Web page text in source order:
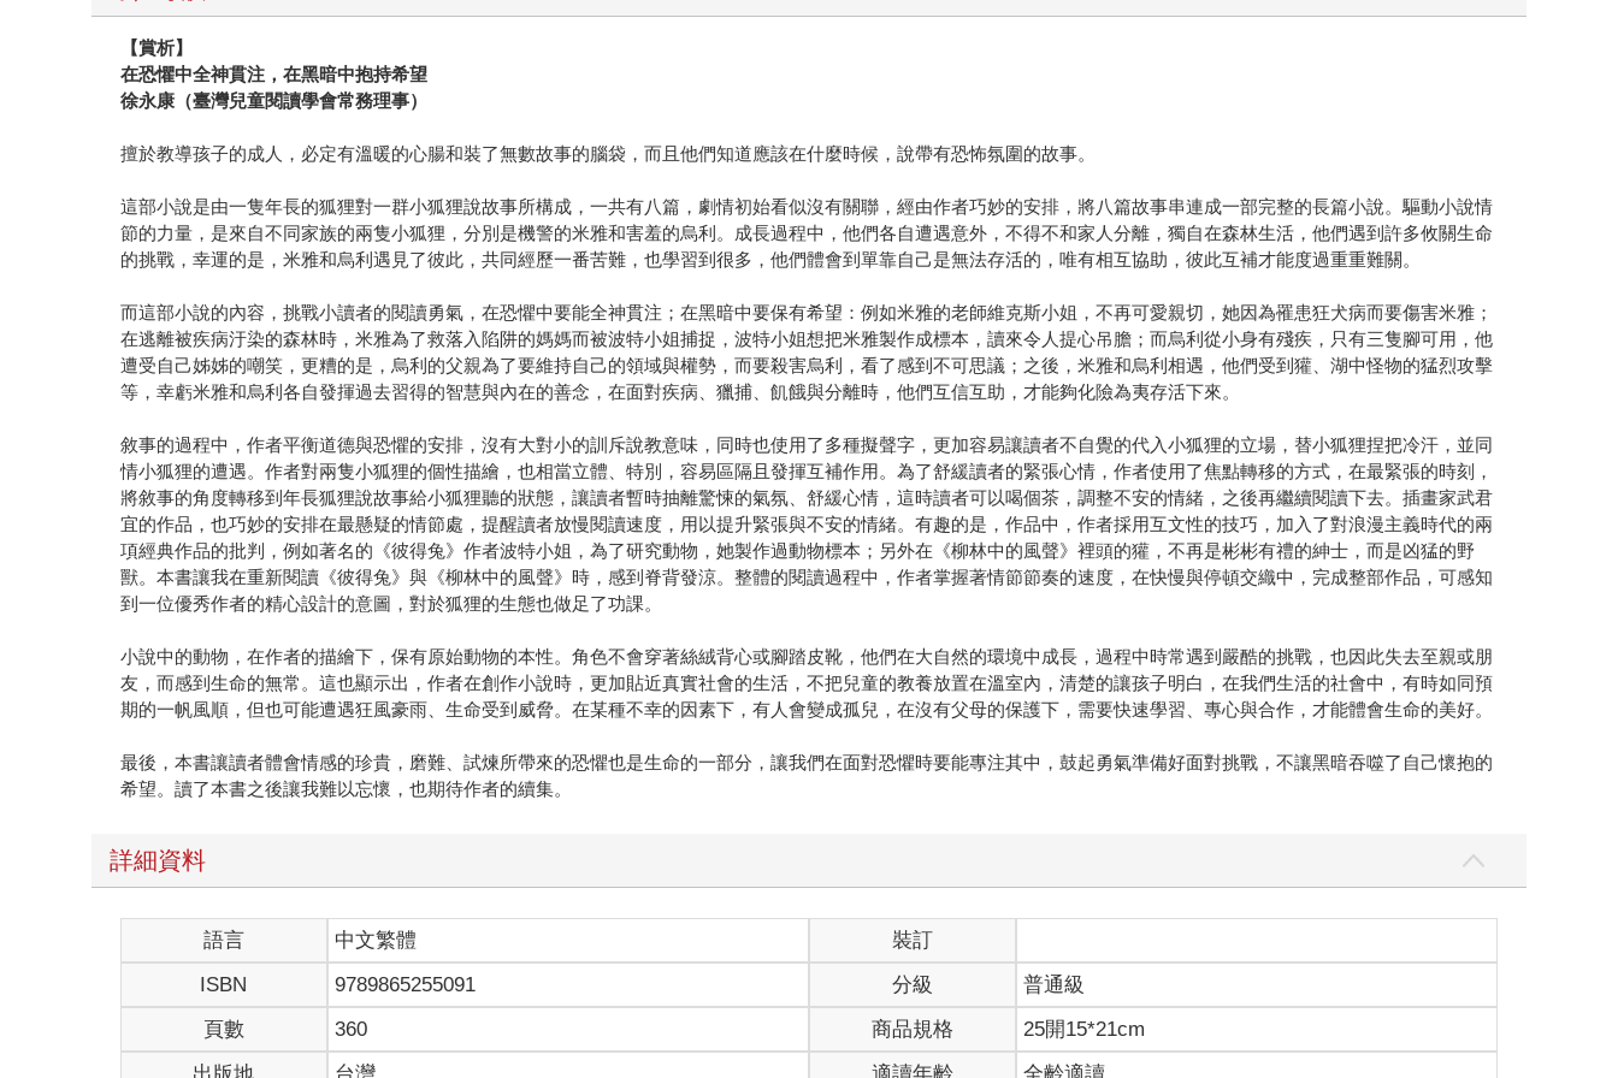
【賞析】
在恐懼中全神貫注，在黑暗中抱持希望
徐永康（臺灣兒童閱讀學會常務理事）
擅於教導孩子的成人，必定有溫暖的心腸和裝了無數故事的腦袋，而且他們知道應該在什麼時候，說帶有恐怖氛圍的故事。
這部小說是由一隻年長的狐狸對一群小狐狸說故事所構成，一共有八篇，劇情初始看似沒有關聯，經由作者巧妙的安排，將八篇故事串連成一部完整的長篇小說。驅動小說情
節的力量，是來自不同家族的兩隻小狐狸，分別是機警的米雅和害羞的烏利。成長過程中，他們各自遭遇意外，不得不和家人分離，獨自在森林生活，他們遇到許多攸關生命
的挑戰，幸運的是，米雅和烏利遇見了彼此，共同經歷一番苦難，也學習到很多，他們體會到單靠自己是無法存活的，唯有相互協助，彼此互補才能度過重重難關。
而這部小說的內容，挑戰小讀者的閱讀勇氣，在恐懼中要能全神貫注；在黑暗中要保有希望：例如米雅的老師維克斯小姐，不再可愛親切，她因為罹患狂犬病而要傷害米雅；
在逃離被疾病汙染的森林時，米雅為了救落入陷阱的媽媽而被波特小姐捕捉，波特小姐想把米雅製作成標本，讀來令人提心吊膽；而烏利從小身有殘疾，只有三隻腳可用，他
遭受自己姊姊的嘲笑，更糟的是，烏利的父親為了要維持自己的領域與權勢，而要殺害烏利，看了感到不可思議；之後，米雅和烏利相遇，他們受到獾、湖中怪物的猛烈攻擊
等，幸虧米雅和烏利各自發揮過去習得的智慧與內在的善念，在面對疾病、獵捕、飢餓與分離時，他們互信互助，才能夠化險為夷存活下來。
敘事的過程中，作者平衡道德與恐懼的安排，沒有大對小的訓斥說教意味，同時也使用了多種擬聲字，更加容易讓讀者不自覺的代入小狐狸的立場，替小狐狸捏把冷汗，並同
情小狐狸的遭遇。作者對兩隻小狐狸的個性描繪，也相當立體、特別，容易區隔且發揮互補作用。為了舒緩讀者的緊張心情，作者使用了焦點轉移的方式，在最緊張的時刻，
將敘事的角度轉移到年長狐狸說故事給小狐狸聽的狀態，讓讀者暫時抽離驚悚的氣氛、舒緩心情，這時讀者可以喝個茶，調整不安的情緒，之後再繼續閱讀下去。插畫家武君
宜的作品，也巧妙的安排在最懸疑的情節處，提醒讀者放慢閱讀速度，用以提升緊張與不安的情緒。有趣的是，作品中，作者採用互文性的技巧，加入了對浪漫主義時代的兩
項經典作品的批判，例如著名的《彼得兔》作者波特小姐，為了研究動物，她製作過動物標本；另外在《柳林中的風聲》裡頭的獾，不再是彬彬有禮的紳士，而是凶猛的野
獸。本書讓我在重新閱讀《彼得兔》與《柳林中的風聲》時，感到脊背發涼。整體的閱讀過程中，作者掌握著情節節奏的速度，在快慢與停頓交織中，完成整部作品，可感知
到一位優秀作者的精心設計的意圖，對於狐狸的生態也做足了功課。
小說中的動物，在作者的描繪下，保有原始動物的本性。角色不會穿著絲絨背心或腳踏皮靴，他們在大自然的環境中成長，過程中時常遇到嚴酷的挑戰，也因此失去至親或朋
友，而感到生命的無常。這也顯示出，作者在創作小說時，更加貼近真實社會的生活，不把兒童的教養放置在溫室內，清楚的讓孩子明白，在我們生活的社會中，有時如同預
期的一帆風順，但也可能遭遇狂風豪雨、生命受到威脅。在某種不幸的因素下，有人會變成孤兒，在沒有父母的保護下，需要快速學習、專心與合作，才能體會生命的美好。
最後，本書讓讀者體會情感的珍貴，磨難、試煉所帶來的恐懼也是生命的一部分，讓我們在面對恐懼時要能專注其中，鼓起勇氣準備好面對挑戰，不讓黑暗吞噬了自己懷抱的
希望。讀了本書之後讓我難以忘懷，也期待作者的續集。
詳細資料
語言 中文繁體
裝訂
ISBN
9789865255091 分級
普通級
頁數
360 商品規格
25開15*21cm